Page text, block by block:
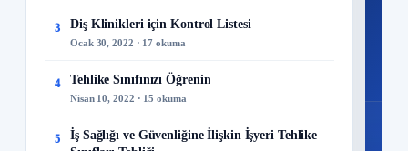
3 Diş Klinikleri için Kontrol Listesi
Ocak 30, 2022 · 17 okuma
4 Tehlike Sınıfınızı Öğrenin
Nisan 10, 2022 · 15 okuma
5
İş Sağlığı ve Güvenliğine İlişkin İşyeri Tehlike